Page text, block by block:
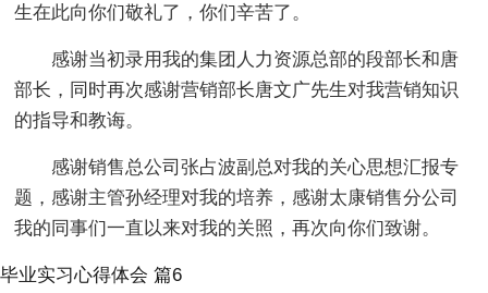
生在此向你们敬礼了，你们辛苦了。
感谢当初录用我的集团人力资源总部的段部长和唐
部长，同时再次感谢营销部长唐文广先生对我营销知识
的指导和教诲。
感谢销售总公司张占波副总对我的关心思想汇报专
题，感谢主管孙经理对我的培养，感谢太康销售分公司
我的同事们一直以来对我的关照，再次向你们致谢。
毕业实习心得体会 篇6